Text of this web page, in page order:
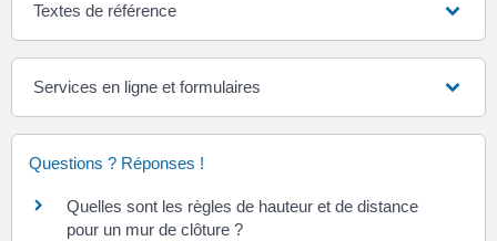
Textes de référence
Services en ligne et formulaires
Questions ? Réponses !
Quelles sont les règles de hauteur et de distance
pour un mur de clôture ?